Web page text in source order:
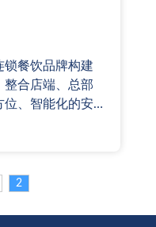
锁餐饮品牌构建
整合店端、总部
位、智能化的安
稳定为核心，
能。通过智能
现统一、可视、
2